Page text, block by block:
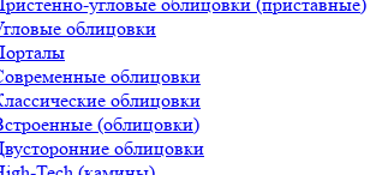
угловые облицовки (приставные)
облицовки
облицовки
облицовки
(облицовки)
облицовки